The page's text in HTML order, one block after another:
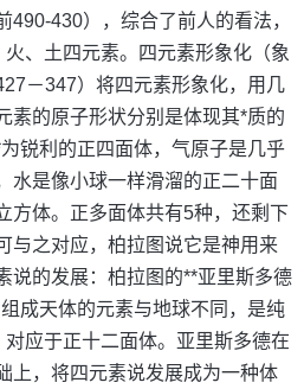
490-430），综合了前人的看法，
火、土四元素。四元素形象化（象
－347）将四元素形象化，用几
素的原子形状分别是体现其*质的
锐利的正四面体，气原子是几乎
水是像小球一样滑溜的正二十面
方体。正多面体共有5种，还剩下
与之对应，柏拉图说它是神用来
说的发展：柏拉图的**亚里斯多德
成天体的元素与地球不同，是纯
对应于正十二面体。亚里斯多德在
上，将四元素说发展成为一种体